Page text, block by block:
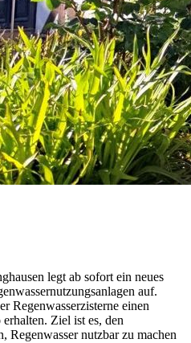
legt ab sofort ein neues
auf.
Regenwasserzisterne einen
Ziel ist es, den
Regenwasser nutzbar zu machen